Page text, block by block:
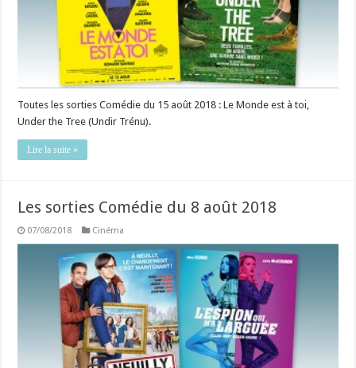
Toutes les sorties Comédie du 15 août 2018 : Le Monde est à toi,
Under the Tree (Undir Trénu).
Lire la suite »
Les sorties Comédie du 8 août 2018
07/08/2018 Cinéma